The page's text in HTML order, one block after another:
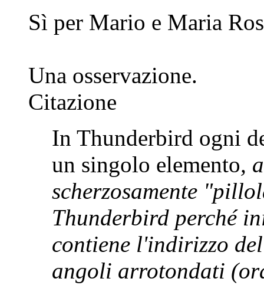
Sì per Mario e Maria
Una osservazione.
Citazione
In Thunderbird ogni
un singolo elemento,
scherzosamente
Thunderbird perché
contiene l'indirizzo
angoli arrotondati